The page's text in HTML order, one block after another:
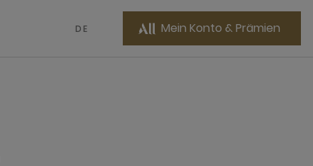
DE Mein Konto & Prämien